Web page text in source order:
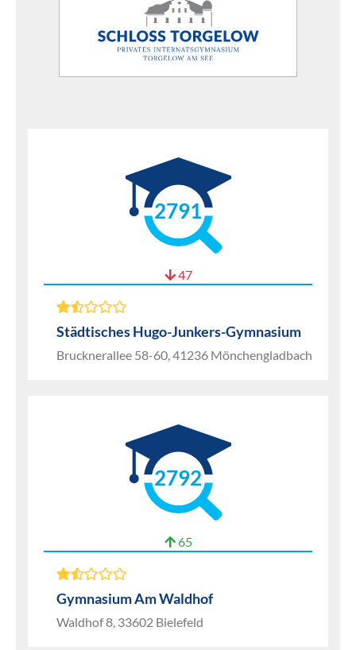
2791
47
Städtisches Hugo-Junkers-Gymnasium
Brucknerallee 58-60, 41236 Mönchengladbach
2792
65
Gymnasium Am Waldhof
Waldhof 8, 33602 Bielefeld